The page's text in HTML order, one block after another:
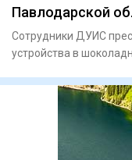
Павлодарской
Сотрудники ДУИС
устройства в